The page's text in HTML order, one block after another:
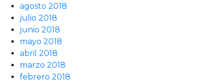
agosto 2018
julio 2018
junio 2018
mayo 2018
abril 2018
marzo 2018
febrero 2018